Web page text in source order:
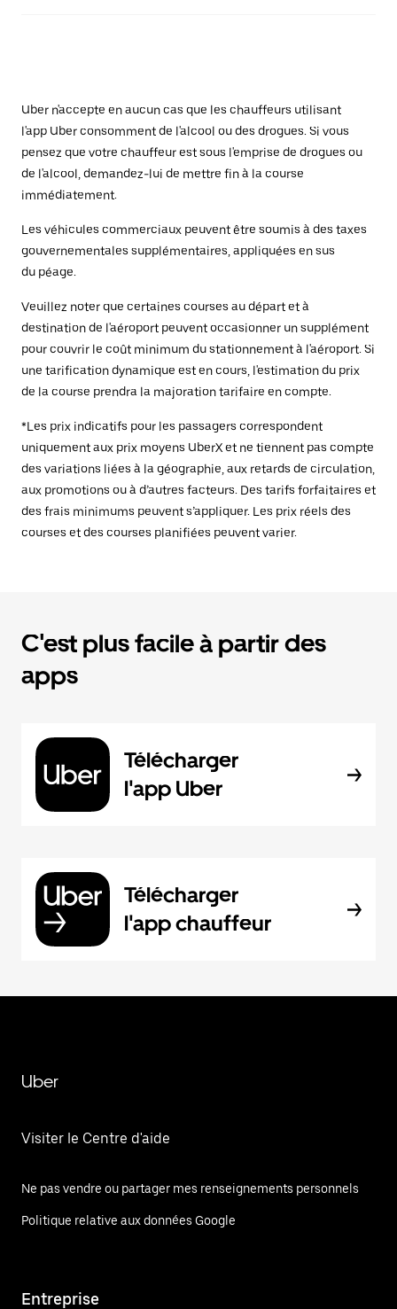
Uber n'accepte en aucun cas que les chauffeurs utilisant
l'app Uber consomment de l'alcool ou des drogues. Si vous
pensez que votre chauffeur est sous l'emprise de drogues ou
de l'alcool, demandez-lui de mettre fin à la course
immédiatement.
Les véhicules commerciaux peuvent être soumis à des taxes
gouvernementales supplémentaires, appliquées en sus
du péage.
Veuillez noter que certaines courses au départ et à
destination de l'aéroport peuvent occasionner un supplément
pour couvrir le coût minimum du stationnement à l'aéroport. Si
une tarification dynamique est en cours, l'estimation du prix
de la course prendra la majoration tarifaire en compte.
*Les prix indicatifs pour les passagers correspondent
uniquement aux prix moyens UberX et ne tiennent pas compte
des variations liées à la géographie, aux retards de circulation,
aux promotions ou à d’autres facteurs. Des tarifs forfaitaires et
des frais minimums peuvent s’appliquer. Les prix réels des
courses et des courses planifiées peuvent varier.
C'est plus facile à partir des
apps
Télécharger
l'app Uber
Télécharger
l'app chauffeur
Uber
Visiter le Centre d'aide
Ne pas vendre ou partager mes renseignements personnels
Politique relative aux données Google
Entreprise